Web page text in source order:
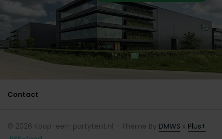
Contact
© 2026 Koop-een-partytent.nl - Theme By DMWS x Plus+